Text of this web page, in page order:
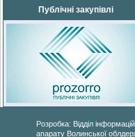
Публічні закупівлі
Розробка: Відділ
апарату Волинської